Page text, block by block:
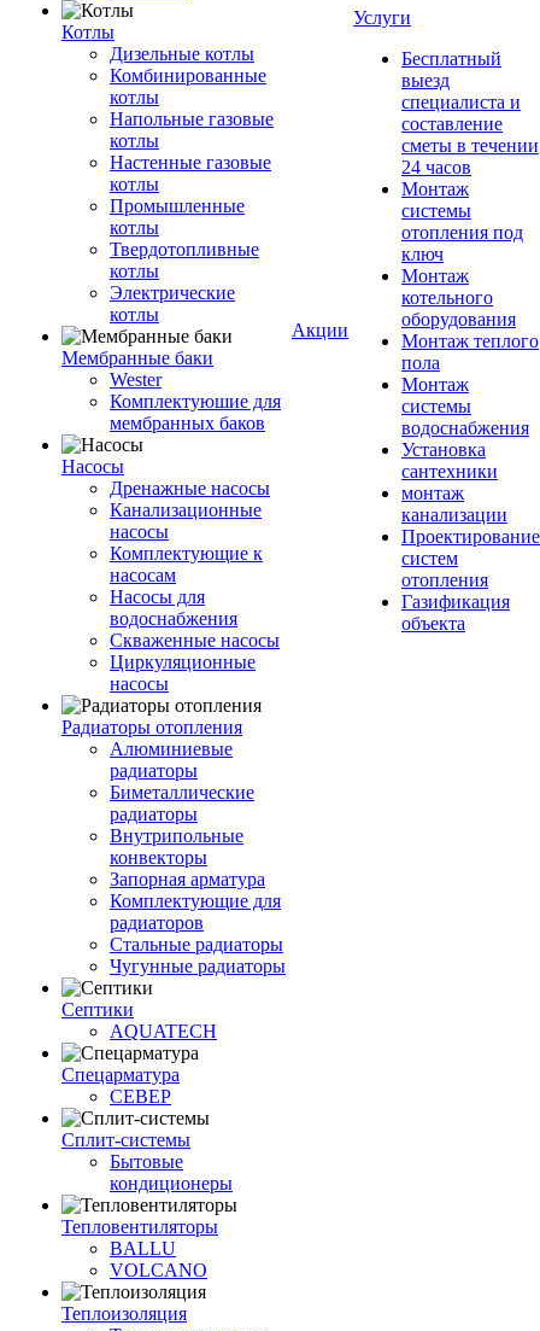
Котлы
Дизельные котлы
Комбинированные
котлы
Напольные газовые
котлы
Настенные газовые
котлы
Промышленные
котлы
Твердотопливные
котлы
Электрические
котлы
Мембранные баки
Wester
Комплектуюшие для
мембранных баков
Насосы
Дренажные насосы
Канализационные
насосы
Комплектующие к
насосам
Насосы для
водоснабжения
Скваженные насосы
Циркуляционные
насосы
Радиаторы отопления
Алюминиевые
радиаторы
Биметаллические
радиаторы
Внутрипольные
конвекторы
Запорная арматура
Комплектующие для
радиаторов
Стальные радиаторы
Чугунные радиаторы
Септики
AQUATECH
Спецарматура
СЕВЕР
Сплит-системы
Бытовые
кондиционеры
Тепловентиляторы
BALLU
VOLCANO
Теплоизоляция
Акции
Услуги
Бесплатный
выезд
специалиста и
составление
сметы в течении
24 часов
Монтаж
системы
отопления под
ключ
Монтаж
котельного
оборудования
Монтаж теплого
пола
Монтаж
системы
водоснабжения
Установка
сантехники
монтаж
канализации
Проектирование
систем
отопления
Газификация
объекта